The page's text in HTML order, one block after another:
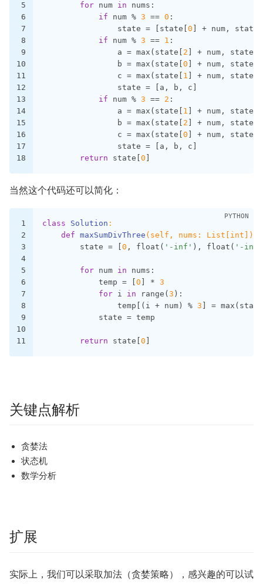
5
6
7
8
9
10
11
12
13
14
15
16
17
18
for num in nums:
if num % 3 == 0 :
                state = [state[
0 ] + num, state[
if num % 3 == 1 :
                a = max(state[
2 ] + num, state[
                b = max(state[
0 ] + num, state[
                c = max(state[
1 ] + num, state[
                state = [a, b, c]
if num % 3 == 2 :
                a = max(state[
1 ] + num, state[
                b = max(state[
2 ] + num, state[
                c = max(state[
0 ] + num, state[
                state = [a, b, c]
return state[ 0
当然这个代码还可以简化：
1
2
3
4
5
6
7
8
9
10
11
class Solution :
def maxSumDivThree (self, nums: List[int])
        state = [
0 , float( '-inf' ), float( '-inf'
for num in nums:
            temp = [
0 ] * 3
for i in range(3 ):
                temp[(i + num) %
3 ] =
            state = temp
return state[0 ]
关键点解析
贪婪法
状态机
数学分析
扩展
实际上，我们可以采取加法（贪婪策略），感兴趣的可以试